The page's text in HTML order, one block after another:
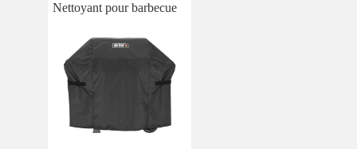
Nettoyant pour barbecue